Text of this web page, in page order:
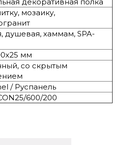
мозаику,
душевая, хаммам, SPA-
мм
со скрытым
/ Руспанель
600/200